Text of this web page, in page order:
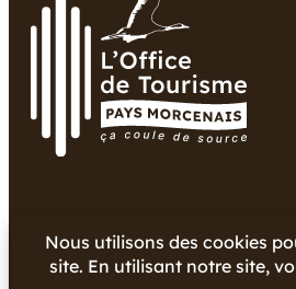
Copyright © 2024 Office de